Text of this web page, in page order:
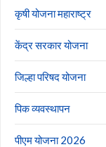
कृषी योजना महाराष्ट्र
केंद्र सरकार योजना
जिल्हा परिषद योजना
पिक व्यवस्थापन
पीएम योजना 2026